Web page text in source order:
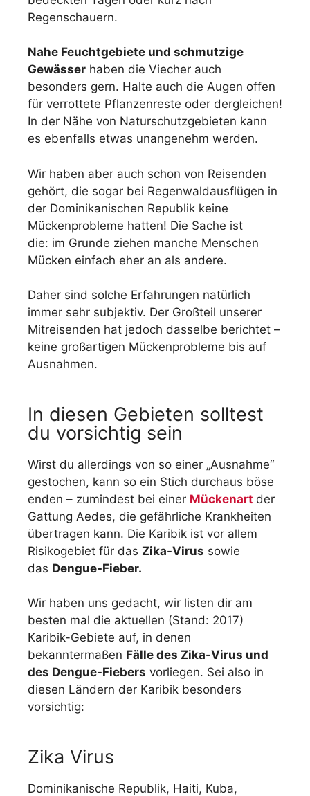
Regenschauern.
Nahe Feuchtgebiete und schmutzige
Gewässer haben die Viecher auch
besonders gern. Halte auch die Augen offen
für verrottete Pflanzenreste oder dergleichen!
In der Nähe von Naturschutzgebieten kann
es ebenfalls etwas unangenehm werden.
Wir haben aber auch schon von Reisenden
gehört, die sogar bei Regenwaldausflügen in
der Dominikanischen Republik keine
Mückenprobleme hatten! Die Sache ist
die: im Grunde ziehen manche Menschen
Mücken einfach eher an als andere.
Daher sind solche Erfahrungen natürlich
immer sehr subjektiv. Der Großteil unserer
Mitreisenden hat jedoch dasselbe berichtet –
keine großartigen Mückenprobleme bis auf
Ausnahmen.
In diesen Gebieten solltest
du vorsichtig sein
Wirst du allerdings von so einer „Ausnahme“
gestochen, kann so ein Stich durchaus böse
enden – zumindest bei einer Mückenart der
Gattung Aedes, die gefährliche Krankheiten
übertragen kann. Die Karibik ist vor allem
Risikogebiet für das Zika-Virus sowie
das Dengue-Fieber.
Wir haben uns gedacht, wir listen dir am
besten mal die aktuellen (Stand: 2017)
Karibik-Gebiete auf, in denen
bekanntermaßen Fälle des Zika-Virus und
des Dengue-Fiebers vorliegen. Sei also in
diesen Ländern der Karibik besonders
vorsichtig:
Zika Virus
Dominikanische Republik, Haiti, Kuba,